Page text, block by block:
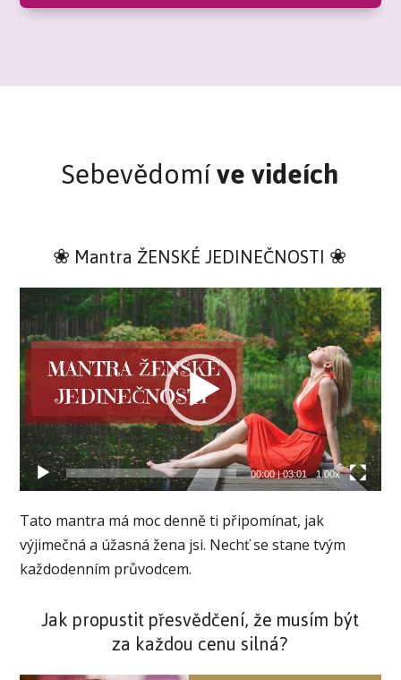
Sebevědomíve videích
❀ Mantra ŽENSKÉ JEDINEČNOSTI ❀
Video
přehrávač
00:00|03:01 1.00x
Tato mantra má moc denně ti připomínat, jak
výjimečná a úžasná žena jsi. Nechť se stane tvým
každodenním průvodcem.
Jak propustit přesvědčení, že musím být
za každou cenu silná?